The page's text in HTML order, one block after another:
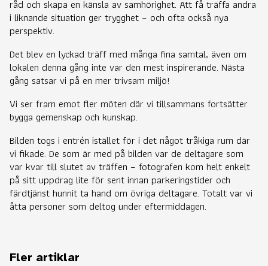
råd och skapa en känsla av samhörighet. Att få träffa andra
i liknande situation ger trygghet – och ofta också nya
perspektiv.
Det blev en lyckad träff med många fina samtal, även om
lokalen denna gång inte var den mest inspirerande. Nästa
gång satsar vi på en mer trivsam miljö!
Vi ser fram emot fler möten där vi tillsammans fortsätter
bygga gemenskap och kunskap.
Bilden togs i entrén istället för i det något tråkiga rum där
vi fikade. De som är med på bilden var de deltagare som
var kvar till slutet av träffen – fotografen kom helt enkelt
på sitt uppdrag lite för sent innan parkeringstider och
färdtjänst hunnit ta hand om övriga deltagare. Totalt var vi
åtta personer som deltog under eftermiddagen.
Fler artiklar